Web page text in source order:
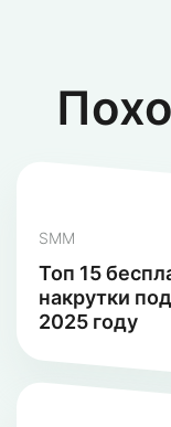
SMM
Топ 15
накрутки
2025 году